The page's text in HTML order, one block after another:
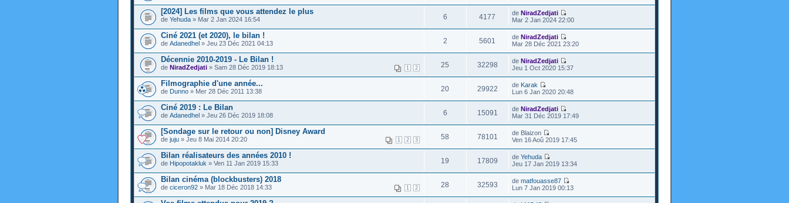
[2024] Les films que vous attendez le plus
de Yehuda » Mar 2 Jan 2024 16:54 6 4177 de NiradZedjati
Mar 2 Jan 2024 22:00
Ciné 2021 (et 2020), le bilan !
de Adanedhel » Jeu 23 Déc 2021 04:13 2 5601 de NiradZedjati
Mar 28 Déc 2021 23:20
Décennie 2010-2019 - Le Bilan !
1 2
de NiradZedjati » Sam 28 Déc 2019 18:13 25 32298 de NiradZedjati
Jeu 1 Oct 2020 15:37
Filmographie d'une année...
de Dunno » Mer 28 Déc 2011 13:38 20 29922 de Karak
Lun 6 Jan 2020 20:48
Ciné 2019 : Le Bilan
de Adanedhel » Jeu 26 Déc 2019 18:08 6 15091 de NiradZedjati
Mar 31 Déc 2019 17:49
[Sondage sur le retour ou non] Disney Award
1 2 3
de juju » Jeu 8 Mai 2014 20:20 58 78101
de Blaizon
Ven 16 Aoû 2019 17:45
Bilan réalisateurs des années 2010 !
de Hipopotakluk » Ven 11 Jan 2019 15:33 19 17809 de Yehuda
Jeu 17 Jan 2019 13:34
Bilan cinéma (blockbusters) 2018
1 2
de ciceron92 » Mar 18 Déc 2018 14:33 28 32593 de matfouasse87
Lun 7 Jan 2019 00:13